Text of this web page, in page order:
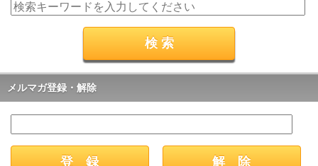
メルマガ登録・解除